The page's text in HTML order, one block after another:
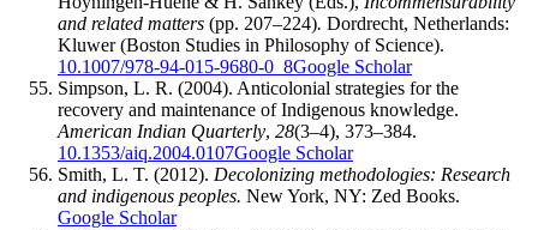
and related matters (pp. 207–224). Dordrecht, Netherlands:
Kluwer (Boston Studies in Philosophy of Science).
10.1007/978-94-015-9680-0_8Google Scholar
Simpson, L. R. (2004). Anticolonial strategies for the
recovery and maintenance of Indigenous knowledge.
American Indian Quarterly, 28(3–4), 373–384.
10.1353/aiq.2004.0107Google Scholar
Smith, L. T. (2012). Decolonizing methodologies: Research
and indigenous peoples. New York, NY: Zed Books.
Google Scholar